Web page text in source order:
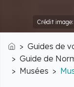
Crédit
Accueil
Guides de
Guide de
Musées